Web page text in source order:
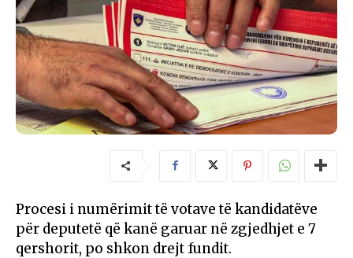
Procesi i numërimit të votave të kandidatëve
për deputetë që kanë garuar në zgjedhjet e 7
qershorit, po shkon drejt fundit.